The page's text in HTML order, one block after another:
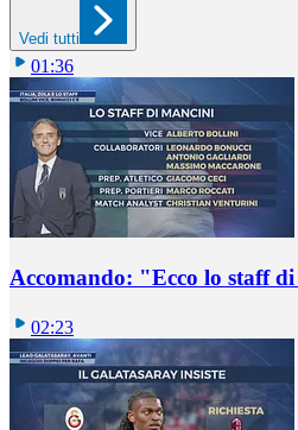
Vedi tutti
01:36
Accomando: "Ecco lo staff
02:23